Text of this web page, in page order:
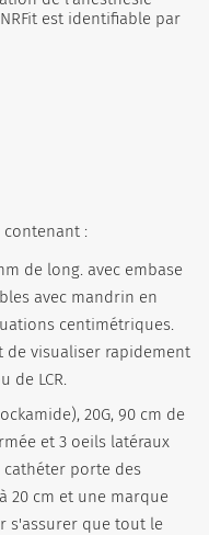
est identifiable par
:
de long. avec embase
avec mandrin en
centimétriques.
de visualiser rapidement
de LCR.
20G, 90 cm de
et 3 oeils latéraux
cathéter porte des
20 cm et une marque
s'assurer que tout le